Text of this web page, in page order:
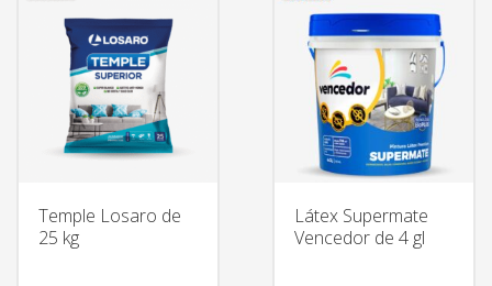
Temple Losaro de
25 kg
Látex Supermate
Vencedor de 4 gl